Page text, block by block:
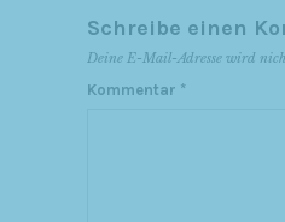
Schreibe einen
Deine E-Mail-Adresse wird
Kommentar *